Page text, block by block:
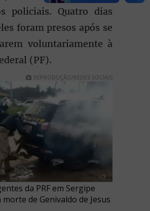
policiais. Quatro dias
foram presos após se
voluntariamente à
(PF).
REPRODUÇÃO/REDES SOCIAIS
da PRF em Sergipe
de Genivaldo de Jesus